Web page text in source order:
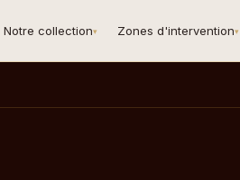
Notre collection▾ Zones d'intervention▾